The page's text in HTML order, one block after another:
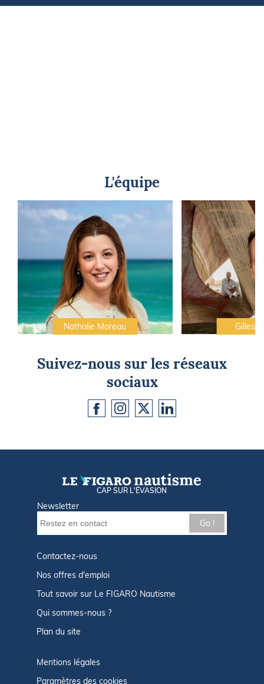
L'équipe
Nathalie Moreau Gilles
Suivez-nous sur les réseaux
sociaux
CAP SUR L'ÉVASION
Newsletter
Go !
Contactez-nous
Nos offres d'emploi
Tout savoir sur Le FIGARO Nautisme
Qui sommes-nous ?
Plan du site
Mentions légales
Paramètres des cookies